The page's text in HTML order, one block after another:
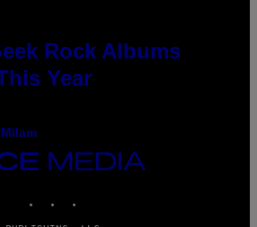
Rock Albums
Year